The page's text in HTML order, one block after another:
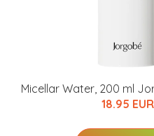
Micellar Water, 200 ml
18.95 EUR